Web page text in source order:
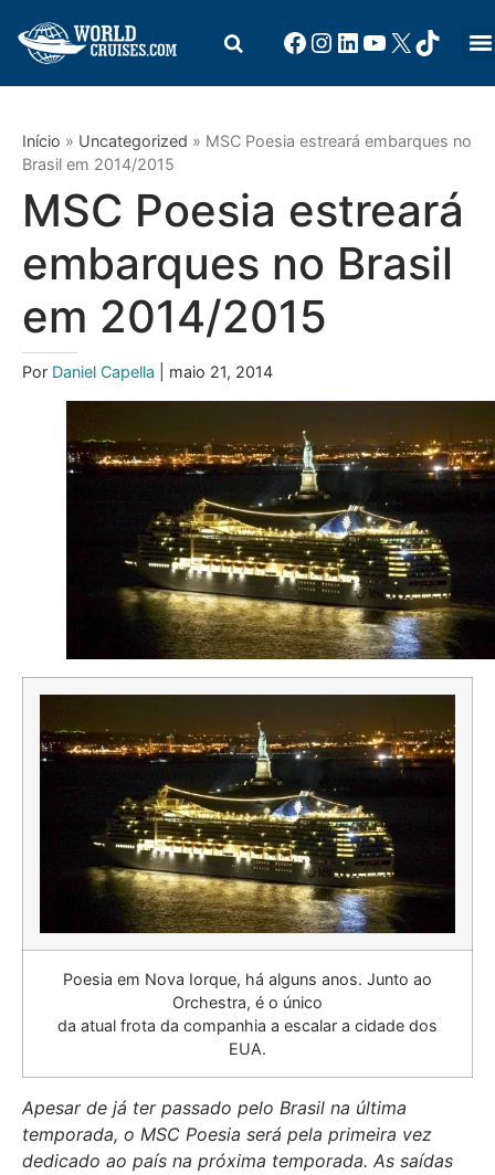
Início » Uncategorized » MSC Poesia estreará embarques no
Brasil em 2014/2015
MSC Poesia estreará
embarques no Brasil
em 2014/2015
Por Daniel Capella | maio 21, 2014
Poesia em Nova Iorque, há alguns anos. Junto ao
Orchestra, é o único
da atual frota da companhia a escalar a cidade dos
EUA.
Apesar de já ter passado pelo Brasil na última
temporada, o MSC Poesia será pela primeira vez
dedicado ao país na próxima temporada. As saídas